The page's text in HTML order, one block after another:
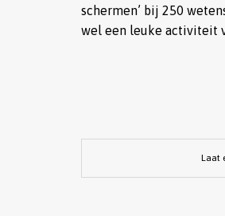
schermen’ bij 250
wel een leuke activiteit
Laat